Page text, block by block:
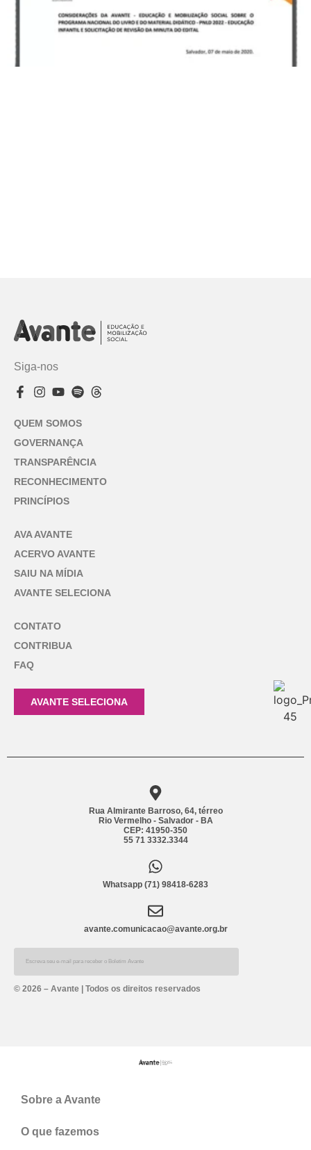
Siga-nos
QUEM SOMOS
GOVERNANÇA
TRANSPARÊNCIA
RECONHECIMENTO
PRINCÍPIOS
AVA AVANTE
ACERVO AVANTE
SAIU NA MÍDIA
AVANTE SELECIONA
CONTATO
CONTRIBUA
FAQ
AVANTE SELECIONA
Rua Almirante Barroso, 64, térreo
Rio Vermelho - Salvador - BA
CEP: 41950-350
55 71 3332.3344
Whatsapp (71) 98418-6283
avante.comunicacao@avante.org.br
© 2026 – Avante | Todos os direitos reservados
Sobre a Avante
O que fazemos